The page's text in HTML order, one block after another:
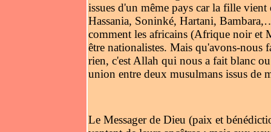
issues d'un même pays car la fille
Hassania, Soninké, Hartani,
comment les africains (Afrique noir et
être nationalistes. Mais qu'avons-nous
rien, c'est Allah qui nous a fait blanc
union entre deux musulmans issus de
Le Messager de Dieu (paix et